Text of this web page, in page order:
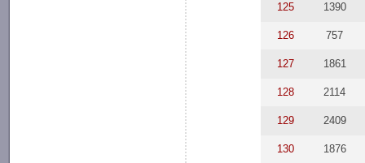
125 1390
126 757
127 1861
128 2114
129 2409
130 1876